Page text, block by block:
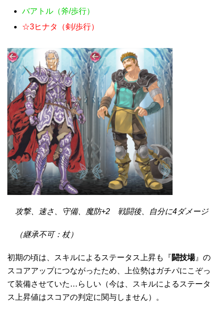
バアトル（斧/歩行）
☆3ヒナタ（剣/歩行）
攻撃、速さ、守備、魔防+2 戦闘後、自分に4ダメージ
（継承不可：杖）
初期の頃は、スキルによるステータス上昇も『闘技場』の
スコアアップにつながったため、上位勢はガチパにこぞっ
て装備させていた…らしい（今は、スキルによるステータ
ス上昇値はスコアの判定に関与しません）。